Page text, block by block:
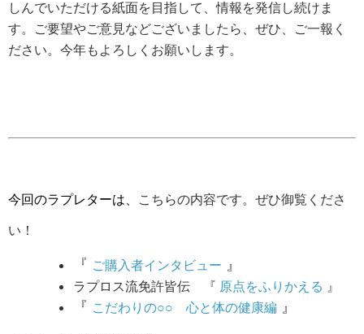
しんでいただける紙面を目指して、情報を発信し続けま
す。ご要望やご意見などございましたら、ぜひ、ご一報く
ださい。今年もよろしくお願いします。
今回のラプレターは、 こちらの内容です。ぜひ御覧くださ
い！
『 ご購入者インタビュー 』
ラプロス流免許皆伝 『 原点をふりかえる 』
『 こだわりの○○ 心と体の健康編 』